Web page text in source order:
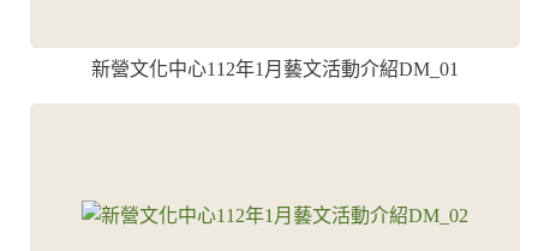
新營文化中心112年1月藝文活動介紹DM_01